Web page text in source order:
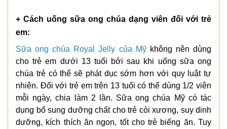
+ Cách uống sữa ong chúa dạng viên đối với trẻ
em:
Sữa ong chúa Royal Jelly của Mỹkhông nên dùng
cho trẻ em dưới 13 tuổi bởi sau khi uống sữa ong
chúa trẻ có thể sẽ phát dục sớm hơn với quy luật tự
nhiên. Đối với trẻ em trên 13 tuổi có thể dùng 1/2 viên
mỗi ngày, chia làm 2 lần. Sữa ong chúa Mỹ có tác
dụng bổ sung dưỡng chất cho trẻ còi xương, suy dinh
dưỡng, kích thích ăn ngon, tốt cho trẻ biếng ăn. Tuy